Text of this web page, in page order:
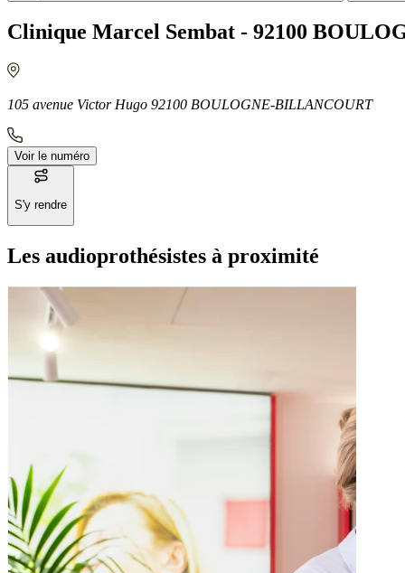
Clinique Marcel Sembat - 92100
105 avenue Victor Hugo 92100 BOULOGNE-BILLANCOURT
Voir le numéro
S'y rendre
Les audioprothésistes à proximité